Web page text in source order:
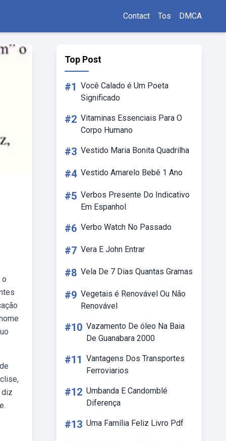
Contact Tos DMCA
o
diz
Top Post
#1 Você Calado é Um Poeta
Significado
#2 Vitaminas Essenciais Para O
Corpo Humano
#3 Vestido Maria Bonita Quadrilha
#4 Vestido Amarelo Bebê 1 Ano
#5 Verbos Presente Do Indicativo
Em Espanhol
#6 Verbo Watch No Passado
#7 Vera E John Entrar
#8 Vela De 7 Dias Quantas Gramas
#9 Vegetais é Renovável Ou Não
Renovável
#10 Vazamento De óleo Na Baia
De Guanabara 2000
#11 Vantagens Dos Transportes
Ferroviarios
#12 Umbanda E Candomblé
Diferença
#13 Uma Família Feliz Livro Pdf